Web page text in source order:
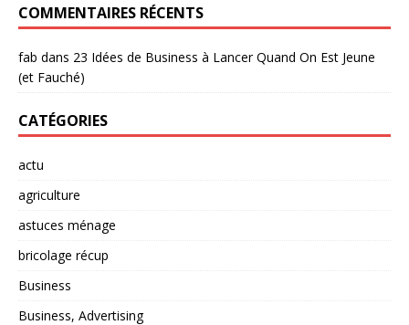
COMMENTAIRES RÉCENTS
fab dans 23 Idées de Business à Lancer Quand On Est Jeune
(et Fauché)
CATÉGORIES
actu
agriculture
astuces ménage
bricolage récup
Business
Business, Advertising